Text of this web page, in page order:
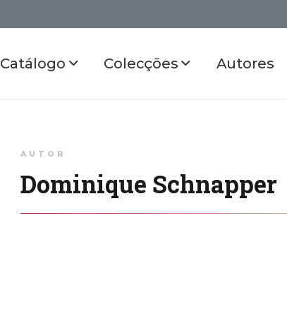
Catálogo Colecções Autores
AUTOR
Dominique Schnapper